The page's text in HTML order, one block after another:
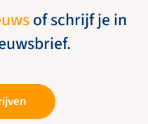
of schrijf je in